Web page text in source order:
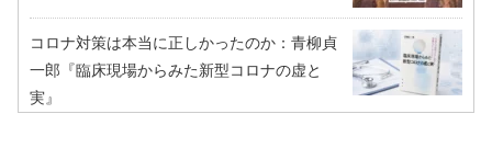
コロナ対策は本当に正しかったのか：青柳貞
一郎『臨床現場からみた新型コロナの虚と
実』